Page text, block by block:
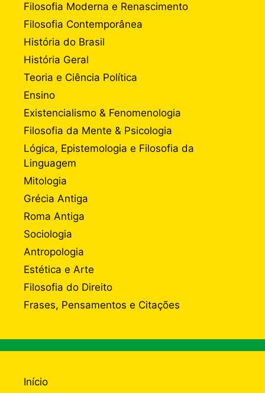
Filosofia Moderna e Renascimento
Filosofia Contemporânea
História do Brasil
História Geral
Teoria e Ciência Política
Ensino
Existencialismo & Fenomenologia
Filosofia da Mente & Psicologia
Lógica, Epistemologia e Filosofia da
Linguagem
Mitologia
Grécia Antiga
Roma Antiga
Sociologia
Antropologia
Estética e Arte
Filosofia do Direito
Frases, Pensamentos e Citações
Início